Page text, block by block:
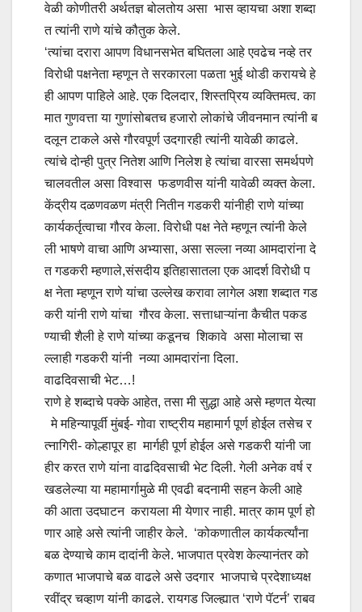
वेळी कोणीतरी अर्थतज्ञ बोलतोय असा भास व्हायचा अशा शब्दा
त त्यांनी राणे यांचे कौतुक केले.
‘त्यांचा दरारा आपण विधानसभेत बघितला आहे एवढेच नव्हे तर
विरोधी पक्षनेता म्हणून ते सरकारला पळता भुई थोडी करायचे हे
ही आपण पाहिले आहे. एक दिलदार, शिस्तप्रिय व्यक्तिमत्व. का
मात गुणवत्ता या गुणांसोबतच हजारो लोकांचे जीवनमान त्यांनी ब
दलून टाकले असे गौरवपूर्ण उदगारही त्यांनी यावेळी काढले.
त्यांचे दोन्ही पुत्र नितेश आणि निलेश हे त्यांचा वारसा समर्थपणे
चालवतील असा विश्वास फडणवीस यांनी यावेळी व्यक्त केला.
केंद्रीय दळणवळण मंत्री नितीन गडकरी यांनीही राणे यांच्या
कार्यकर्तृत्वाचा गौरव केला. विरोधी पक्ष नेते म्हणून त्यांनी केले
ली भाषणे वाचा आणि अभ्यासा, असा सल्ला नव्या आमदारांना दे
त गडकरी म्हणाले,संसदीय इतिहासातला एक आदर्श विरोधी प
क्ष नेता म्हणून राणे यांचा उल्लेख करावा लागेल अशा शब्दात गड
करी यांनी राणे यांचा गौरव केला. सत्ताधाऱ्यांना कैचीत पकड
ण्याची शैली हे राणे यांच्या कडूनच शिकावे असा मोलाचा स
ल्लाही गडकरी यांनी नव्या आमदारांना दिला.
वाढदिवसाची भेट…!
राणे हे शब्दाचे पक्के आहेत, तसा मी सुद्धा आहे असे म्हणत येत्या
मे महिन्यापूर्वी मुंबई- गोवा राष्ट्रीय महामार्ग पूर्ण होईल तसेच र
त्नागिरी- कोल्हापूर हा मार्गही पूर्ण होईल असे गडकरी यांनी जा
हीर करत राणे यांना वाढदिवसाची भेट दिली. गेली अनेक वर्ष र
खडलेल्या या महामार्गामुळे मी एवढी बदनामी सहन केली आहे
की आता उदघाटन करायला मी येणार नाही. मात्र काम पूर्ण हो
णार आहे असे त्यांनी जाहीर केले. ‘कोकणातील कार्यकर्त्यांना
बळ देण्याचे काम दादांनी केले. भाजपात प्रवेश केल्यानंतर को
कणात भाजपाचे बळ वाढले असे उदगार भाजपाचे प्रदेशाध्यक्ष
रवींद्र चव्हाण यांनी काढले. रायगड जिल्ह्यात ‘राणे पॅटर्न’ राबव